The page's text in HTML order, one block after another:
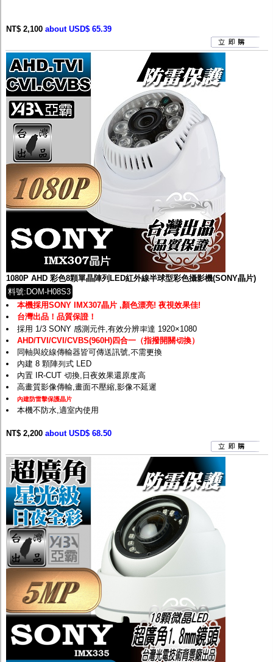
NT$ 2,100 about USD$ 65.39
1080P AHD 彩色8顆單晶陣列LED紅外線半球型彩色攝影機(SONY晶片)
料號:DOM-H08S3
本機採用SONY IMX307晶片 ,顏色漂亮! 夜視效果佳!
台灣出品！品質保證！
採用 1/3 SONY 感測元件,有效分辨率達 1920×1080
AHD/TVI/CVI/CVBS(960H)四合一（指撥開關切換）
同軸與絞線傳輸器皆可傳送訊號,不需更換
內建 8 顆陣列式 LED
內置 IR-CUT 切換,日夜效果還原度高
高畫質影像傳輸,畫面不壓縮,影像不延遲
內建防雷擊保護晶片
本機不防水,適室內使用
NT$ 2,200 about USD$ 68.50